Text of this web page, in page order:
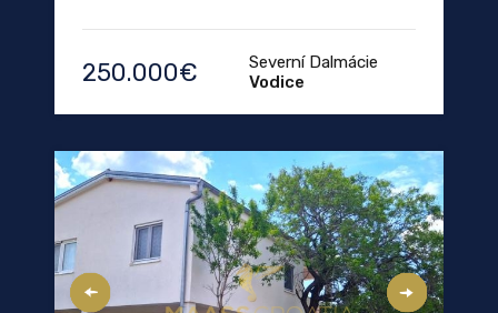
250.000€
Severní Dalmácie
Vodice